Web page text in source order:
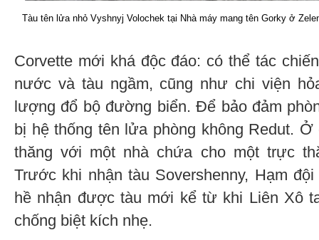
Tàu tên lửa nhỏ Vyshnyj Volochek tại Nhà máy mang tên Gorky ở
Corvette mới khá độc đáo: có thể tác
nước và tàu ngầm, cũng như chi viện
lượng đổ bộ đường biển. Để bảo đảm
bị hệ thống tên lửa phòng không Redut.
thăng với một nhà chứa cho một trực
Trước khi nhận tàu Sovershenny, Hạm
hề nhận được tàu mới kể từ khi Liên Xô
chống biệt kích nhẹ.